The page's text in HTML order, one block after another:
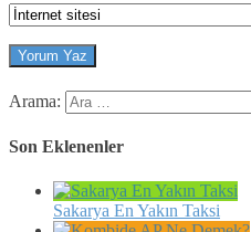
Arama:
Son Eklenenler
Sakarya En Yakın Taksi